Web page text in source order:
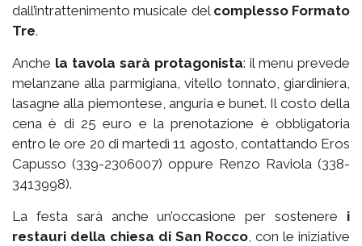
dall’intrattenimento musicale del complesso Formato
Tre.
Anche la tavola sarà protagonista: il menu prevede
melanzane alla parmigiana, vitello tonnato, giardiniera,
lasagne alla piemontese, anguria e bunet. Il costo della
cena è di 25 euro e la prenotazione è obbligatoria
entro le ore 20 di martedì 11 agosto, contattando Eros
Capusso (339-2306007) oppure Renzo Raviola (338-
3413998).
La festa sarà anche un’occasione per sostenere i
restauri della chiesa di San Rocco, con le iniziative